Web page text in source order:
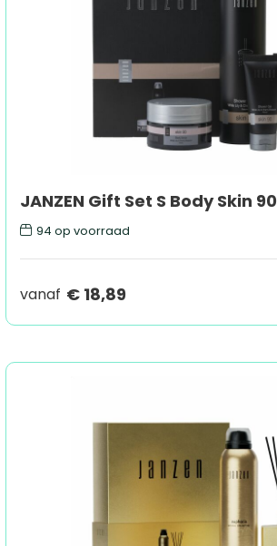
JANZEN Gift Set S Body Skin 90
94 op voorraad
vanaf € 18,89